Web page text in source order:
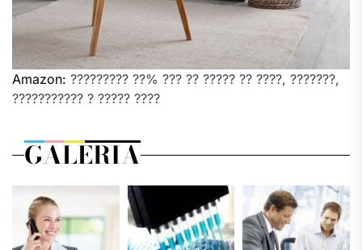
Amazon: ????????? ??% ??? ?? ????? ?? ????, ???????,
??????????? ? ????? ????
GALERIA